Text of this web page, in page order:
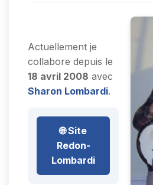
Actuellement je
collabore depuis le
18 avril 2008 avec
Sharon Lombardi.
🌐 Site
Redon-
Lombardi